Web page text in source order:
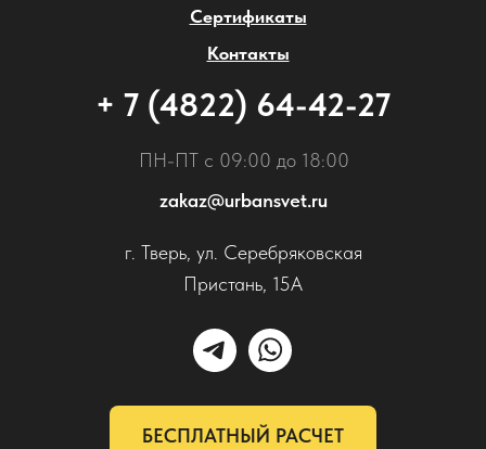
Сертификаты
Контакты
ПН-ПТ с 09:00 до 18:00
г. Тверь, ул. Серебряковская
Пристань, 15А
БЕСПЛАТНЫЙ РАСЧЕТ
+ 7 (4822) 64-42-27
zakaz@urbansvet.ru